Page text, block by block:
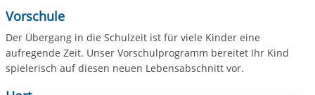
Vorschule
Der Übergang in die Schulzeit ist für viele Kinder eine
aufregende Zeit. Unser Vorschulprogramm bereitet Ihr Kind
spielerisch auf diesen neuen Lebensabschnitt vor.